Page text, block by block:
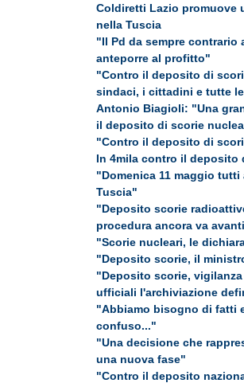
Coldiretti Lazio promuove
nella Tuscia
"Il Pd da sempre
anteporre al profitto"
"Contro il deposito di
sindaci, i cittadini e tutte
Antonio Biagioli: "Una
il deposito di scorie
"Contro il deposito di
In 4mila contro il deposito
"Domenica 11 maggio
Tuscia"
"Deposito scorie
procedura ancora va
"Scorie nucleari, le
"Deposito scorie, il
"Deposito scorie,
ufficiali l'archiviazione
"Abbiamo bisogno di fatti
confuso..."
"Una decisione che
una nuova fase"
"Contro il deposito